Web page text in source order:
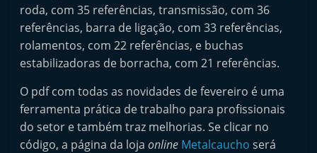
m
a
r
k
t
A
u
roda, com 35 referências, transmissão, com 36
referências, barra de ligação, com 33 referências,
rolamentos, com 22 referências, e buchas
estabilizadoras de borracha, com 21 referências.
O pdf com todas as novidades de fevereiro é uma
ferramenta prática de trabalho para profissionais
do setor e também traz melhorias. Se clicar no
código, a página da lojaonline Metalcaucho será